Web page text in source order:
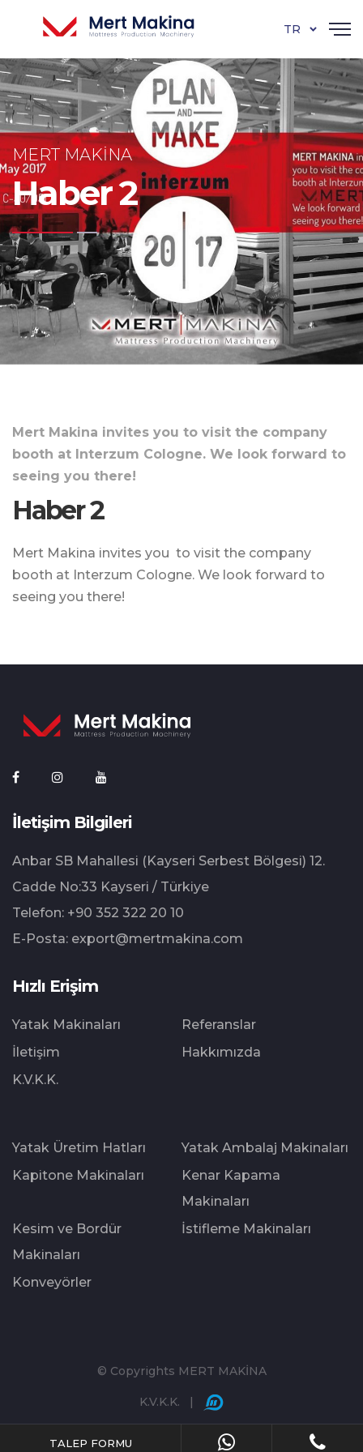
TALEP FORMU
TR
MERT MAKINA
Haber 2
Mert Makina invites you to visit the company
booth at Interzum Cologne. We look forward to
seeing you there!
Haber 2
Mert Makina invites you to visit the company
booth at Interzum Cologne. We look forward to
seeing you there!
İletişim Bilgileri
Anbar SB Mahallesi (Kayseri Serbest Bölgesi) 12.⁠
⁠Cadde No:33 Kayseri / Türkiye
Telefon: +90 352 322 20 10
E-Posta: export@mertmakina.com
Hızlı Erişim
Yatak Makinaları
Referanslar
İletişim
Hakkımızda
K.V.K.K.
Yatak Üretim Hatları
Yatak Ambalaj Makinaları
Kapitone Makinaları
Kenar Kapama
Makinaları
Kesim ve Bordür
Makinaları
İstifleme Makinaları
Konveyörler
© Copyrights MERT MAKİNA
K.V.K.K. |